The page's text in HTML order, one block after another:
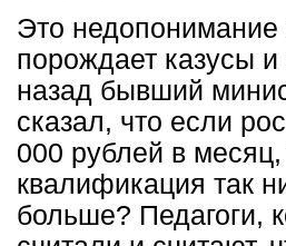
Это
порождает казусы
назад бывший
сказал, что если
000 рублей в
квалификация так
больше? Педагоги,